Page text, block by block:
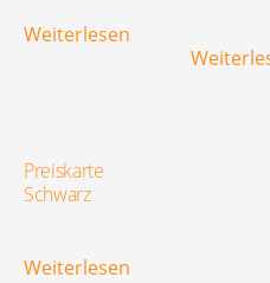
Weiterlesen
Preiskarte
Schwarz
Weiterlesen